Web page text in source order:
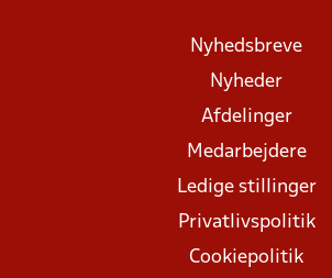
Nyhedsbreve
Nyheder
Afdelinger
Medarbejdere
Ledige stillinger
Privatlivspolitik
Cookiepolitik